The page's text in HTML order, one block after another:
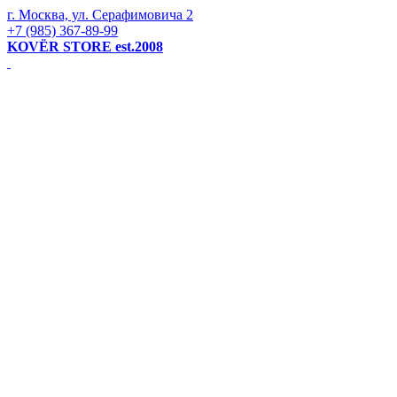
г. Москва, ул. Серафимовича 2
+7 (985) 367-89-99
KOVЁR STORE est.2008